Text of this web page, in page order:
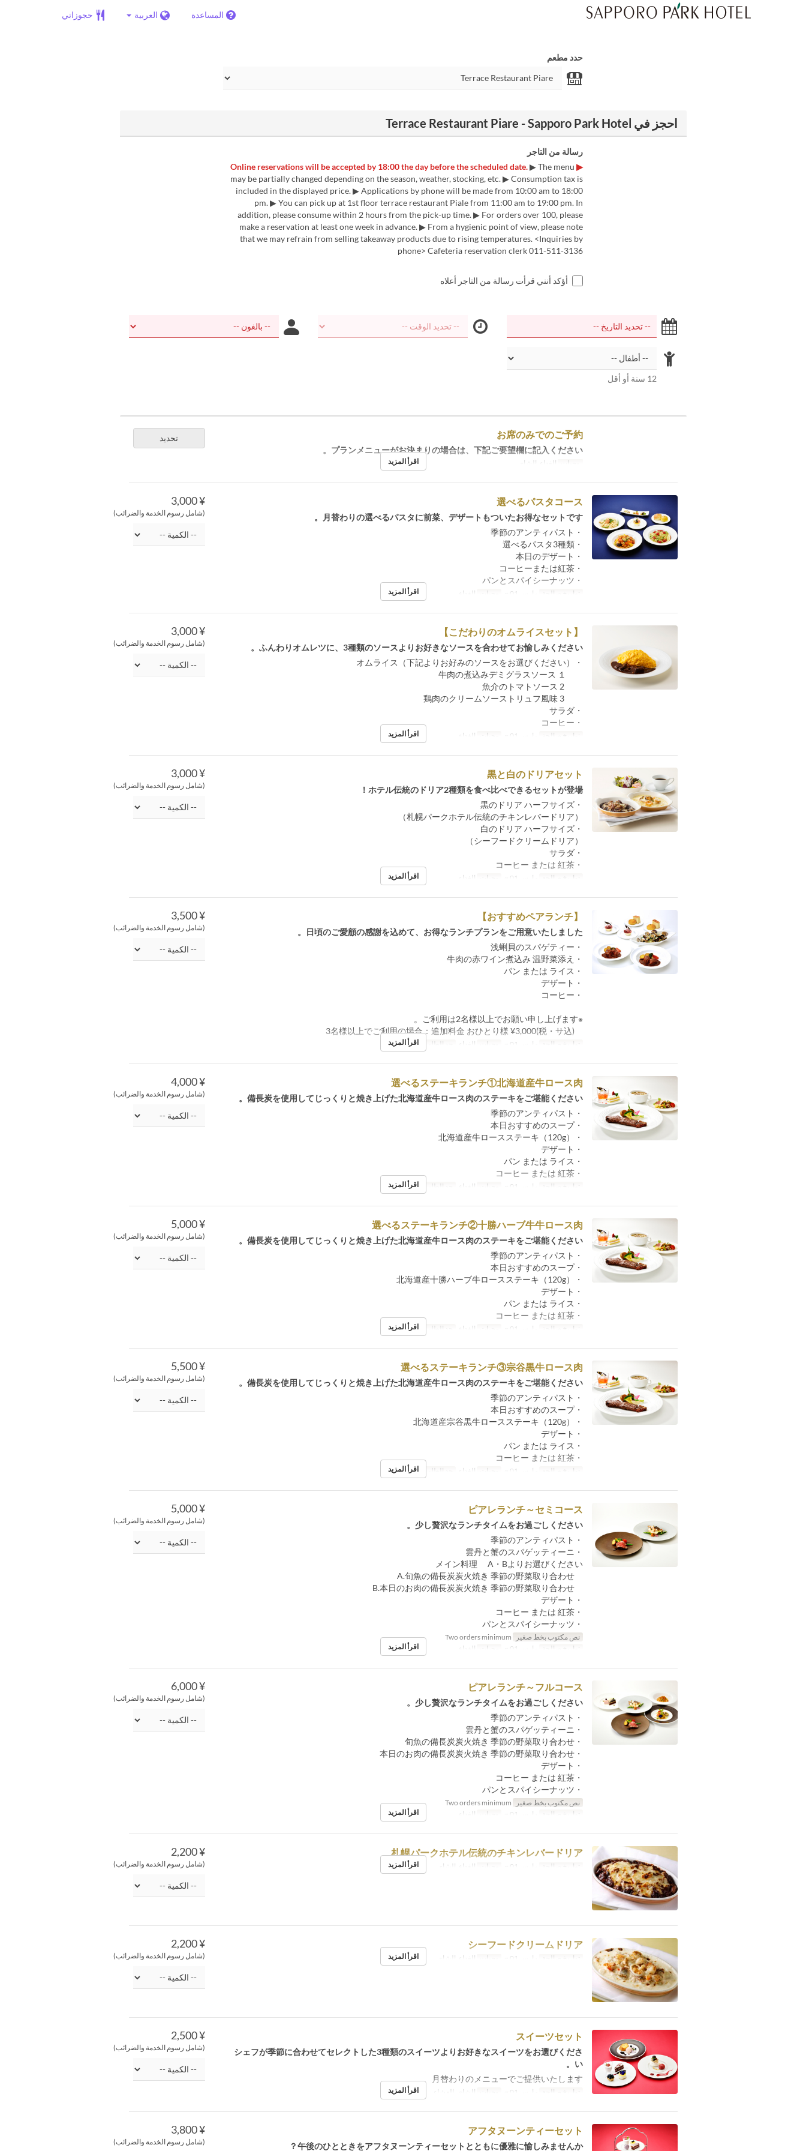
المساعدة العربية حجوزاتي
حدد مطعم
احجز في Terrace Restaurant Piare - Sapporo Park Hotel
رسالة من التاجر
▶ Online reservations will be accepted by 18:00 the day before the scheduled date.
▶ The menu
may be partially changed depending on the season, weather, stocking, etc. ▶ Consumption tax is
included in the displayed price. ▶ Applications by phone will be made from 10:00 am to 18:00
pm. ▶ You can pick up at 1st floor terrace restaurant Piale from 11:00 am to 19:00 pm. In
addition, please consume within 2 hours from the pick-up time. ▶ For orders over 100, please
make a reservation at least one week in advance. ▶ From a hygienic point of view, please note
that we may refrain from selling takeaway products due to rising temperatures. <Inquiries by
phone> Cafeteria reservation clerk 011-511-3136
أؤكد أنني قرأت رسالة من التاجر أعلاه
12 سنة أو أقل
تحديد お席のみでのご予約
プランメニューがお決まりの場合は、下記ご要望欄に記入ください。
وجبات الغداء, الشاي اقرأ المزيد
¥ 3,000
(شامل رسوم الخدمة والضرائب)
選べるパスタコース
月替わりの選べるパスタに前菜、デザートもついたお得なセットです。
・季節のアンティパスト
・選べるパスタ3種類
・本日のデザート
・コーヒーまたは紅茶
・パンとスパイシーナッツ
تواريخ صالحة مارس 01 ~ وجبات الغداء اقرأ المزيد
¥ 3,000
(شامل رسوم الخدمة والضرائب)
【こだわりのオムライスセット】
ふんわりオムレツに、3種類のソースよりお好きなソースを合わせてお愉しみください。
・オムライス（下記よりお好みのソースをお選びください）
・サラダ
・コーヒー
تواريخ صالحة مارس 01 ~ وجبات الغداء اقرأ المزيد
¥ 3,000
(شامل رسوم الخدمة والضرائب)
黒と白のドリアセット
ホテル伝統のドリア2種類を食べ比べできるセットが登場！
・黒のドリア ハーフサイズ
（札幌パークホテル伝統のチキンレバードリア）
・白のドリア ハーフサイズ
（シーフードクリームドリア）
・サラダ
・コーヒー または 紅茶
تواريخ صالحة مارس 01 ~ وجبات الغداء اقرأ المزيد
¥ 3,500
(شامل رسوم الخدمة والضرائب)
【おすすめペアランチ】
日頃のご愛顧の感謝を込めて、お得なランチプランをご用意いたしました。
・浅蜊貝のスパゲティー
・牛肉の赤ワイン煮込み 温野菜添え
・パン または ライス
・デザート
・コーヒー
※ご利用は2名様以上でお願い申し上げます。
تواريخ صالحة مارس 01 ~ وجبات الغداء حد الطلب اقرأ المزيد
¥ 4,000
(شامل رسوم الخدمة والضرائب)
選べるステーキランチ①北海道産牛ロース肉
備長炭を使用してじっくりと焼き上げた北海道産牛ロース肉のステーキをご堪能ください。
・季節のアンティパスト
・本日おすすめのスープ
・北海道産牛ロースステーキ（120g）
・デザート
・パン または ライス
・コーヒー または 紅茶
تواريخ صالحة مارس 01 ~ وجبات الغداء حد الطلب اقرأ المزيد
¥ 5,000
(شامل رسوم الخدمة والضرائب)
選べるステーキランチ②十勝ハーブ牛牛ロース肉
備長炭を使用してじっくりと焼き上げた北海道産牛ロース肉のステーキをご堪能ください。
・季節のアンティパスト
・本日おすすめのスープ
・北海道産十勝ハーブ牛ロースステーキ（120g）
・デザート
・パン または ライス
・コーヒー または 紅茶
تواريخ صالحة مارس 01 ~ وجبات الغداء حد الطلب اقرأ المزيد
¥ 5,500
(شامل رسوم الخدمة والضرائب)
選べるステーキランチ③宗谷黒牛ロース肉
備長炭を使用してじっくりと焼き上げた北海道産牛ロース肉のステーキをご堪能ください。
・季節のアンティパスト
・本日おすすめのスープ
・北海道産宗谷黒牛ロースステーキ（120g）
・デザート
・パン または ライス
・コーヒー または 紅茶
تواريخ صالحة مارس 01 ~ وجبات الغداء حد الطلب اقرأ المزيد
¥ 5,000
(شامل رسوم الخدمة والضرائب)
ピアレランチ～セミコース
少し贅沢なランチタイムをお過ごしください。
・季節のアンティパスト
・雲丹と蟹のスパゲッティーニ
メイン料理 A・Bよりお選びください
・デザート
・コーヒー または 紅茶
・パンとスパイシーナッツ
نص مكتوب بخط صغير
تواريخ صالحة
مارس 01 ~ وجبات الغداء اقرأ المزيد
¥ 6,000
(شامل رسوم الخدمة والضرائب)
ピアレランチ～フルコース
少し贅沢なランチタイムをお過ごしください。
・季節のアンティパスト
・雲丹と蟹のスパゲッティーニ
・旬魚の備長炭炭火焼き 季節の野菜取り合わせ
・本日のお肉の備長炭炭火焼き 季節の野菜取り合わせ
・デザート
・コーヒー または 紅茶
・パンとスパイシーナッツ
نص مكتوب بخط صغير
تواريخ صالحة
مارس 01 ~ وجبات الغداء اقرأ المزيد
¥ 2,200
(شامل رسوم الخدمة والضرائب)
札幌パークホテル伝統のチキンレバードリア
تواريخ صالحة مارس 01 ~ وجبات الغداء, الشاي اقرأ المزيد
¥ 2,200
(شامل رسوم الخدمة والضرائب)
シーフードクリームドリア
تواريخ صالحة مارس 01 ~ وجبات الغداء, الشاي اقرأ المزيد
¥ 2,500
(شامل رسوم الخدمة والضرائب)
スイーツセット
シェフが季節に合わせてセレクトした3種類のスイーツよりお好きなスイーツをお選びくださ
い。
月替わりのメニューでご提供いたします
تواريخ صالحة مارس 01 ~ وجبات الشاي, العشاء اقرأ المزيد
¥ 3,800
(شامل رسوم الخدمة والضرائب)
アフタヌーンティーセット
午後のひとときをアフタヌーンティーセットとともに優雅に愉しみませんか？